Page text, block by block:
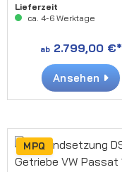
(generalüberholt)
Lieferzeit
ca. 4-6 Werktage
ab2.799,00 €*
Ansehen
MPQ